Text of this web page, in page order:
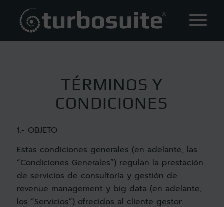
TÉRMINOS Y
CONDICIONES
1.- OBJETO
Estas condiciones generales (en adelante, las
“Condiciones Generales”) regulan la prestación
de servicios de consultoría y gestión de
revenue management y big data (en adelante,
los “Servicios”) ofrecidos al cliente gestor